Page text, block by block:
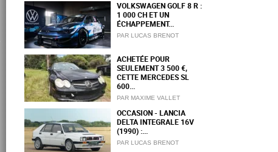
VOLKSWAGEN GOLF 8 R :
1 000 CH ET UN
ÉCHAPPEMENT...
PAR LUCAS BRENOT
ACHETÉE POUR
SEULEMENT 3 500 €,
CETTE MERCEDES SL
600...
PAR MAXIME VALLET
OCCASION - LANCIA
DELTA INTEGRALE 16V
(1990) :...
PAR LUCAS BRENOT